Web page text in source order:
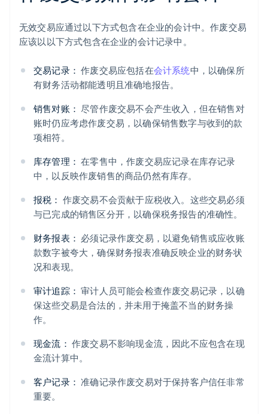
无效交易应通过以下方式包含在企业的会计中。作废交易
应该以以下方式包含在企业的会计记录中。
交易记录： 作废交易应包括在会计系统中，以确保所
有财务活动都能透明且准确地报告。
销售对账： 尽管作废交易不会产生收入，但在销售对
账时仍应考虑作废交易，以确保销售数字与收到的款
项相符。
库存管理： 在零售中，作废交易应记录在库存记录
中，以反映作废销售的商品仍然有库存。
报税： 作废交易不会贡献于应税收入。这些交易必须
与已完成的销售区分开，以确保税务报告的准确性。
财务报表： 必须记录作废交易，以避免销售或应收账
款数字被夸大，确保财务报表准确反映企业的财务状
况和表现。
审计追踪： 审计人员可能会检查作废交易记录，以确
保这些交易是合法的，并未用于掩盖不当的财务操
作。
现金流： 作废交易不影响现金流，因此不应包含在现
金流计算中。
客户记录： 准确记录作废交易对于保持客户信任非常
重要。